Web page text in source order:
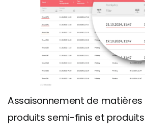
Assaisonnement de matières
produits semi-finis et